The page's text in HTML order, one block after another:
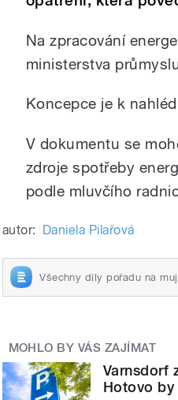
Na zpracování
ministerstva
Koncepce je k
V dokumentu se
zdroje spotřeby
podle mluvčího
autor: Daniela Pilařová
Všechny díly pořadu na
MOHLO BY VÁS ZAJÍMAT
Varnsdorf
Hotovo